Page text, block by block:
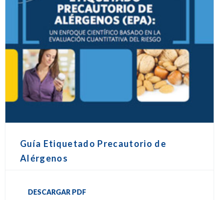
Guía Etiquetado Precautorio de
Alérgenos
DESCARGAR PDF